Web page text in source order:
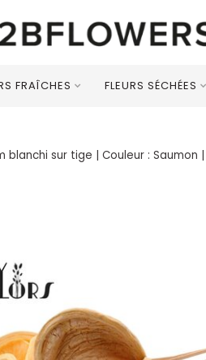
FRAÎCHES FLEURS SÉCHÉES
blanchi sur tige | Couleur :